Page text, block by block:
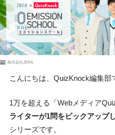
PR 株式会社JERA
こんにちは、QuizKnock編集部
1万を超える「Webメディア
ライターが1問をピックアップ
シリーズです。